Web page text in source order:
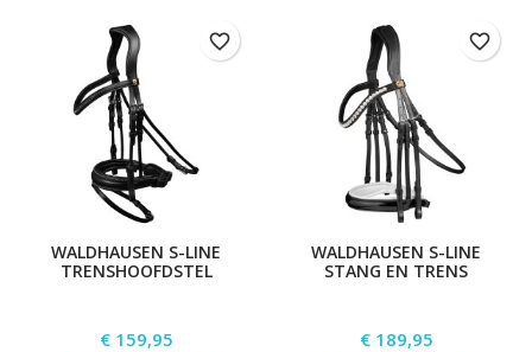
WALDHAUSEN S-LINE
TRENSHOOFDSTEL
Prijs
€ 159,95
favorite_border
WALDHAUSEN S-LINE
STANG EN TRENS
Prijs
€ 189,95
favorite_border